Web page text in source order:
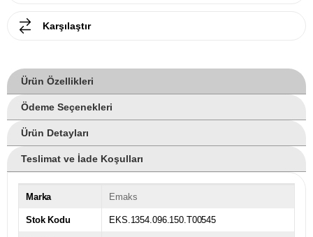
Karşılaştır
Ürün Özellikleri
Ödeme Seçenekleri
Ürün Detayları
Teslimat ve İade Koşulları
Marka Emaks
Stok Kodu EKS.1354.096.150.T00545